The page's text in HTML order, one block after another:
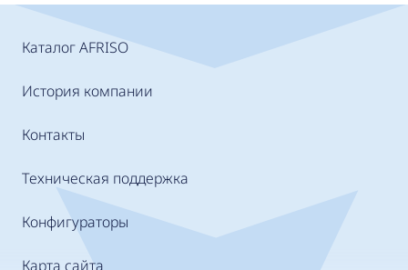
Каталог AFRISO
История компании
Контакты
Техническая поддержка
Конфигураторы
Карта сайта